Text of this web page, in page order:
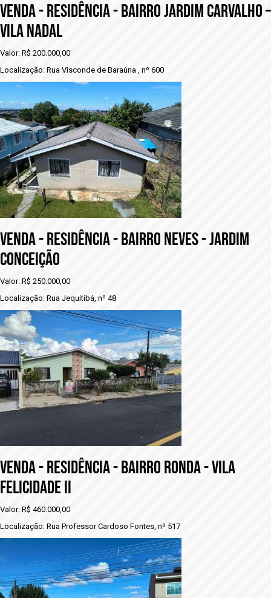
VENDA - RESIDÊNCIA - BAIRRO JARDIM CARVALHO –
VILA NADAL
Valor: R$ 200.000,00
Localização: Rua Visconde de Baraúna , nº 600
VENDA - rESIDÊNCIA - BAIRRO NEVES - JARDIM
CONCEIÇÃO
Valor: R$ 250.000,00
Localização: Rua Jequitibá, nº 48
VENDA - RESIDÊNCIA - bAIRRO RONDA - VILA
FELICIDADE II
Valor: R$ 460.000,00
Localização: Rua Professor Cardoso Fontes, nº 517